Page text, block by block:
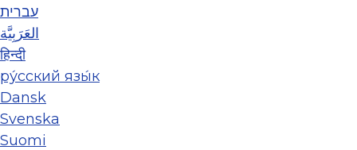
עברית
العَرَبِيَّة
हिन्दी
ру́сский язы́к
Dansk
Svenska
Suomi